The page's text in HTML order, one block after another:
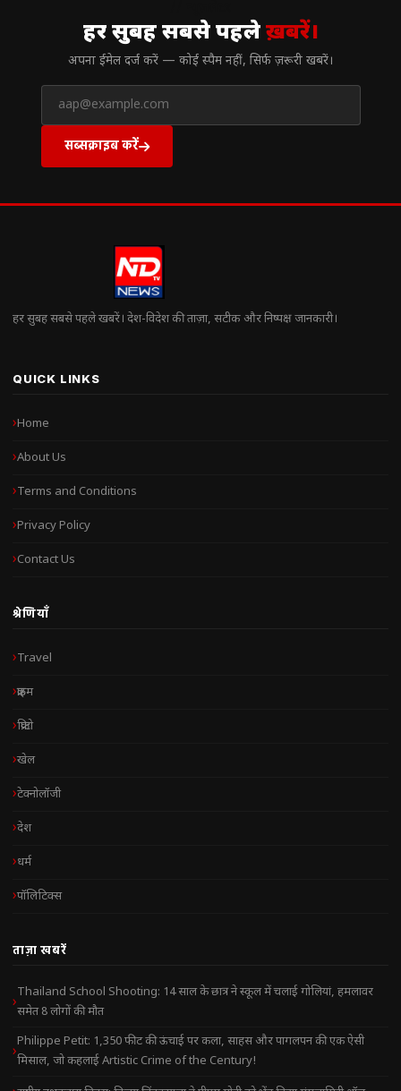
हर सुबह सबसे पहलेख़बरें।
अपना ईमेल दर्ज करें — कोई स्पैम नहीं, सिर्फ ज़रूरी खबरें।
सब्सक्राइब करें
हर सुबह सबसे पहले खबरें। देश-विदेश की ताज़ा, सटीक और निष्पक्ष जानकारी।
QUICK LINKS
Home
About Us
Terms and Conditions
Privacy Policy
Contact Us
श्रेणियाँ
Travel
क्राइम
क्रिप्टो
खेल
टेक्नोलॉजी
देश
धर्म
पॉलिटिक्स
ताज़ा खबरें
Thailand School Shooting: 14 साल के छात्र ने स्कूल में चलाई गोलियां, हमलावर
समेत 8 लोगों की मौत
Philippe Petit: 1,350 फीट की ऊंचाई पर कला, साहस और पागलपन की एक ऐसी
मिसाल, जो कहलाई Artistic Crime of the Century!